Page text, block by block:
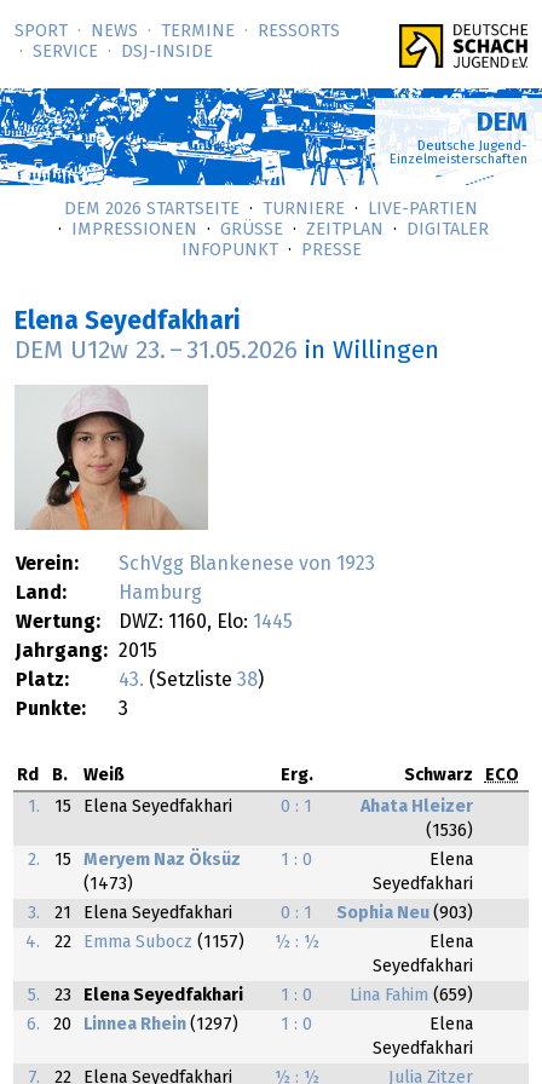
SPORT NEWS TERMINE
RESSORTS
SERVICE
DSJ-­INSIDE
DEM
Deutsche Jugend-
Einzelmeisterschaften
DEM 2026 STARTSEITE TURNIERE
LIVE-PARTIEN
IMPRESSIONEN
GRÜSSE ZEITPLAN
DIGITALER
INFOPUNKT
PRESSE
Elena Seyedfakhari
DEM U12w 23. – 31.05.2026 in Willingen
Verein:
SchVgg Blankenese von 1923
Land:
Hamburg
Wertung:
DWZ: 1160, Elo: 1445
Jahrgang: 2015
Platz:
43. (Setzliste 38)
Punkte:
3
Rd B. Weiß Erg. Schwarz
ECO
1.
15 Elena Seyedfakhari 0 : 1
Ahata Hleizer
(1536)
2.
15
Meryem Naz Öksüz
(1473)
1 : 0
Elena
Seyedfakhari
3.
21 Elena Seyedfakhari 0 : 1 Sophia Neu (903)
4.
22 Emma Subocz (1157) ½ : ½
Elena
Seyedfakhari
5.
23 Elena Seyedfakhari 1 : 0 Lina Fahim (659)
6.
20 Linnea Rhein (1297) 1 : 0
Elena
Seyedfakhari
7.
22 Elena Seyedfakhari ½ : ½ Julia Zitzer